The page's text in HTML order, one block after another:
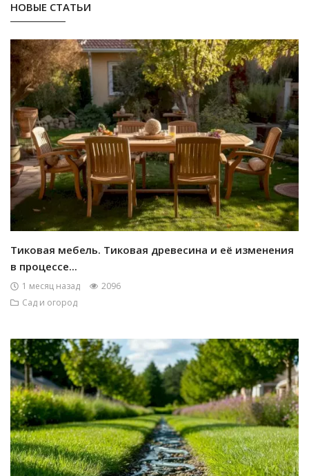
НОВЫЕ СТАТЬИ
Тиковая мебель. Тиковая древесина и её изменения
в процессе...
1 месяц назад
2096
Сад и огород